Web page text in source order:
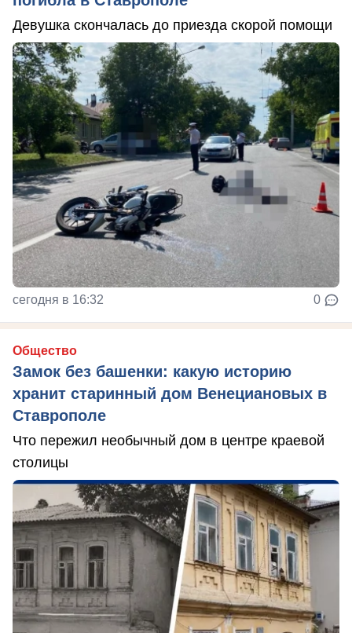
Девушка скончалась до приезда скорой помощи
сегодня в 16:32 0
Общество
Замок без башенки: какую историю
хранит старинный дом Венециановых в
Ставрополе
Что пережил необычный дом в центре краевой
столицы